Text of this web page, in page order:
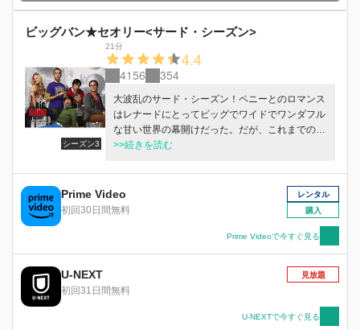
ビッグバン★セオリー<サード・シーズン>
シーズン3
21分
4.4
4156 354
大波乱のサード・シーズン！ペニーとのロマンス
はレナードにとってビッグでワイドでワンダフル
な甘い世界の幕開けだった。だが、これまでの生
活に満足していたシェルドンには迷惑なだけ。ペ
た“三角関係”を生みだす。
>>続きを読む
Prime Video
初回30日間無料
レンタル
購入
Prime Videoで今すぐ見る
U-NEXT
初回31日間無料
見放題
U-NEXTで今すぐ見る